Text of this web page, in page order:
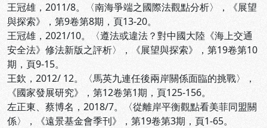
王冠雄，2011/8。〈南海爭端之國際法觀點分析〉，《展望
與探索》，第9卷第8期，頁13-20。
王冠雄，2021/10。〈遵法或違法？對中國大陸《海上交通
安全法》修法新版之評析〉，《展望與探索》，第19卷第10
期，頁9-15。
王欽，2012/ 12。〈馬英九連任後兩岸關係面臨的挑戰〉，
《國家發展研究》，第12卷第1期，頁125-156。
左正東、蔡博名，2018/7。〈從離岸平衡觀點看美菲同盟關
係〉，《遠景基金會季刊》，第19卷第3期，頁1-65。